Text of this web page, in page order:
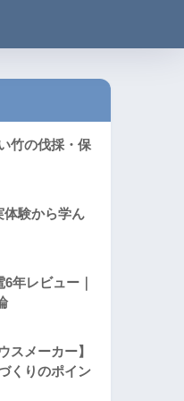
竹の伐採・保
体験から学ん
年レビュー｜
スメーカー】
くりのポイン